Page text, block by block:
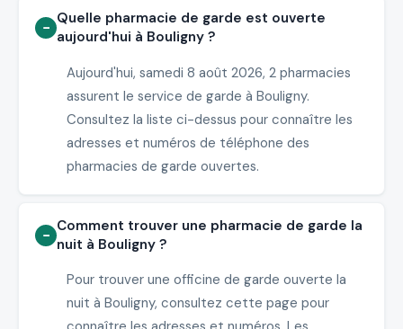
Quelle pharmacie de garde est ouverte
aujourd'hui à Bouligny ?
Aujourd'hui, samedi 8 août 2026, 2 pharmacies
assurent le service de garde à Bouligny.
Consultez la liste ci-dessus pour connaître les
adresses et numéros de téléphone des
pharmacies de garde ouvertes.
Comment trouver une pharmacie de garde la
nuit à Bouligny ?
Pour trouver une officine de garde ouverte la
nuit à Bouligny, consultez cette page pour